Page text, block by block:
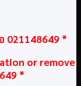
021148649 *
or remove
*